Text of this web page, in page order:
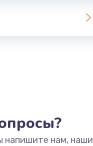
напишите нам, наши